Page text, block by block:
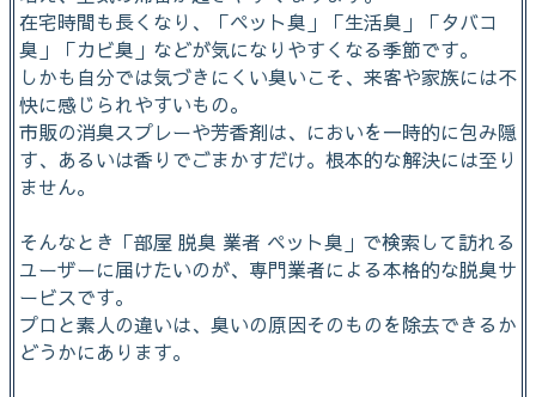
在宅時間も長くなり、「ペット臭」「生活臭」「タバコ
臭」「カビ臭」などが気になりやすくなる季節です。
しかも自分では気づきにくい臭いこそ、来客や家族には不
快に感じられやすいもの。
市販の消臭スプレーや芳香剤は、においを一時的に包み隠
す、あるいは香りでごまかすだけ。根本的な解決には至り
ません。
そんなとき「部屋 脱臭 業者 ペット臭」で検索して訪れる
ユーザーに届けたいのが、専門業者による本格的な脱臭サ
ービスです。
プロと素人の違いは、臭いの原因そのものを除去できるか
どうかにあります。